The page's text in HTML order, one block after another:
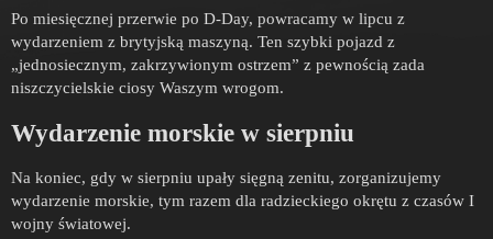
Po miesięcznej przerwie po D-Day, powracamy w lipcu z
wydarzeniem z brytyjską maszyną. Ten szybki pojazd z
„jednosiecznym, zakrzywionym ostrzem” z pewnością zada
niszczycielskie ciosy Waszym wrogom.
Wydarzenie morskie w sierpniu
Na koniec, gdy w sierpniu upały sięgną zenitu, zorganizujemy
wydarzenie morskie, tym razem dla radzieckiego okrętu z czasów I
wojny światowej.